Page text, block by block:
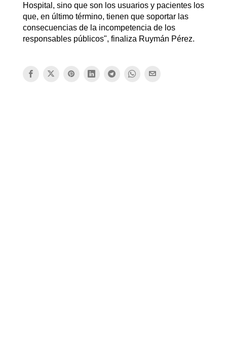
Hospital, sino que son los usuarios y pacientes los
que, en último término, tienen que soportar las
consecuencias de la incompetencia de los
responsables públicos", finaliza Ruymán Pérez.